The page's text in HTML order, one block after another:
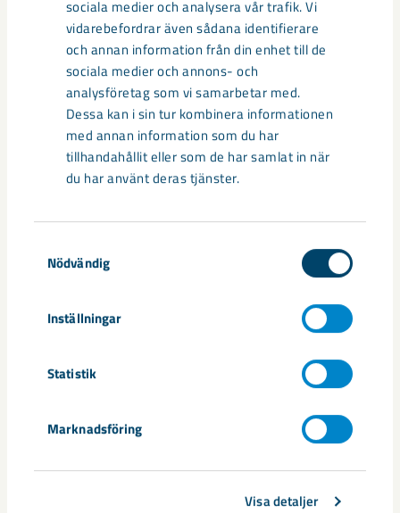
sociala medier och analysera vår trafik. Vi
vidarebefordrar även sådana identifierare
och annan information från din enhet till de
sociala medier och annons- och
analysföretag som vi samarbetar med.
Dessa kan i sin tur kombinera informationen
med annan information som du har
tillhandahållit eller som de har samlat in när
du har använt deras tjänster.
Nödvändig
Inställningar
Statistik
Marknadsföring
Visa detaljer
Sibirien-området i gamla Kiruna
centrum avvecklas under 2026
Under sommaren 2026 fortsätter avveckling av fastigheter i
gamla Kiruna centrum på grund av den pågående gruvdriften
– bland annat ...
Handbollstalanger upptäckte en
annan sida av Kiruna
Kirunaborna fick under helgen uppleva handboll på hög nivå
när ungdomslandslag från Sverige, Norge, Portugal och